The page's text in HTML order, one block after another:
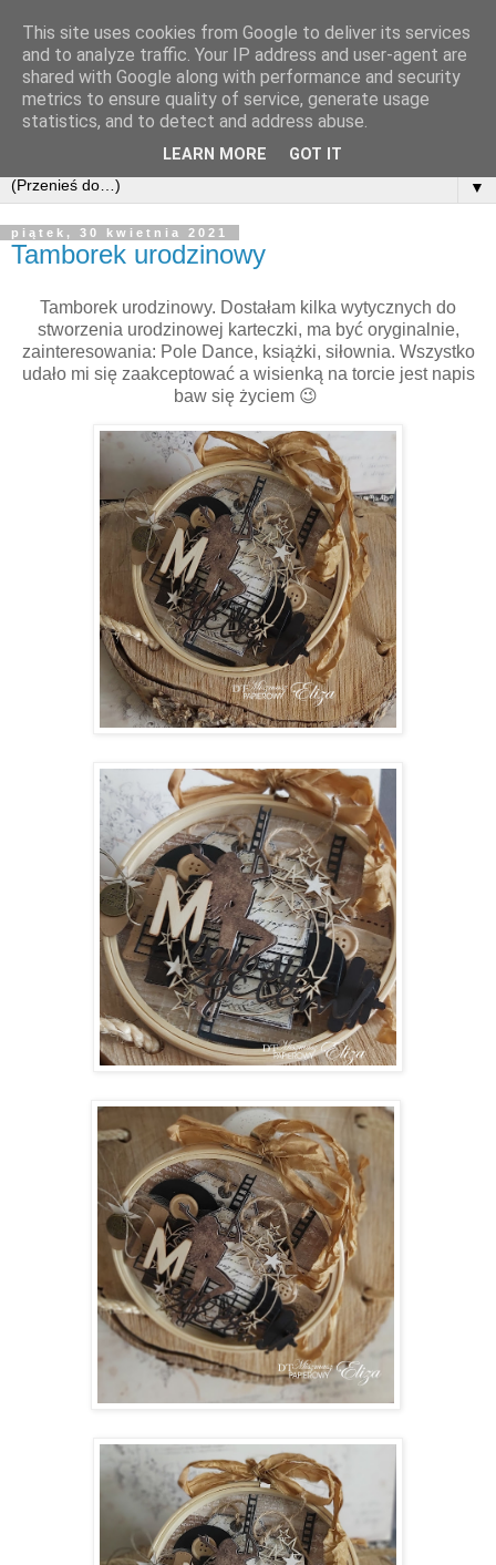
▼
piątek, 30 kwietnia 2021
Tamborek urodzinowy
Tamborek urodzinowy. Dostałam kilka wytycznych do
stworzenia urodzinowej karteczki, ma być oryginalnie,
zainteresowania: Pole Dance, książki, siłownia. Wszystko
udało mi się zaakceptować a wisienką na torcie jest napis
baw się życiem 😉
This site uses cookies from Google to deliver its services
and to analyze traffic. Your IP address and user-agent are
shared with Google along with performance and security
metrics to ensure quality of service, generate usage
statistics, and to detect and address abuse.
LEARN MORE GOT IT